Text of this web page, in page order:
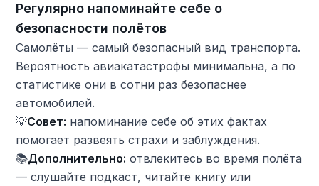
Регулярно напоминайте себе о
безопасности полётов
Самолёты — самый безопасный вид транспорта.
Вероятность авиакатастрофы минимальна, а по
статистике они в сотни раз безопаснее
автомобилей.
💡Совет: напоминание себе об этих фактах
помогает развеять страхи и заблуждения.
📚Дополнительно: отвлекитесь во время полёта
— слушайте подкаст, читайте книгу или